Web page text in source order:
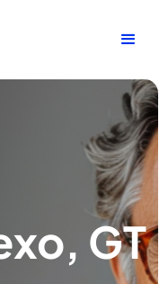
GT